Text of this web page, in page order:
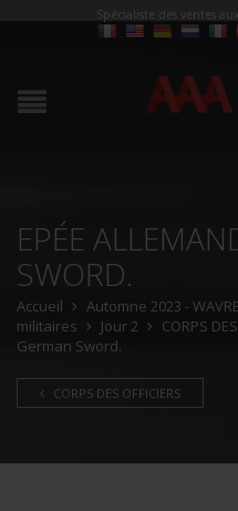
Spécialiste des ventes
EPÉE
SWORD.
Accueil
Automne 2023 -
militaires
Jour 2 CORPS
German Sword.
CORPS DES OFFICIERS